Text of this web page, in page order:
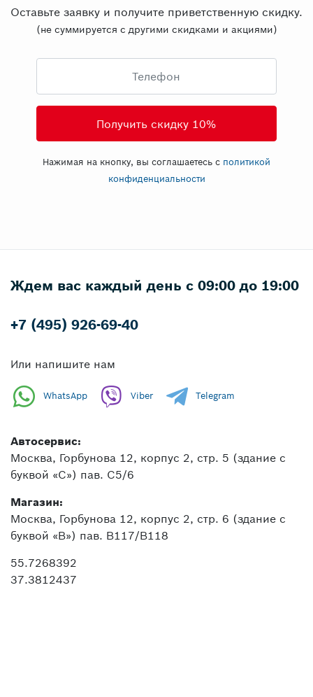
Оставьте заявку и получите приветственную скидку.
(не суммируется с другими скидками и акциями)
Нажимая на кнопку, вы соглашаетесь с политикой
конфиденциальности
Ждем вас каждый день с 09:00 до 19:00
+7 (495) 926-69-40
Или напишите нам
WhatsApp Viber Telegram
Автосервис:
Москва, Горбунова 12, корпус 2, стр. 5 (здание с
буквой «С») пав. C5/6
Магазин:
Москва, Горбунова 12, корпус 2, стр. 6 (здание с
буквой «В») пав. В117/В118
55.7268392
37.3812437